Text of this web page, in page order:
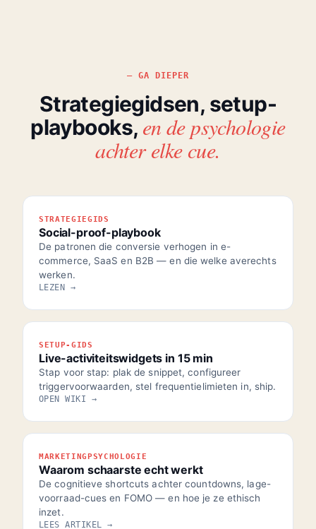
GA DIEPER
Strategiegidsen, setup-
playbooks, en de psychologie
achter elke cue.
STRATEGIEGIDS
Social-proof-playbook
De patronen die conversie verhogen in e-
commerce, SaaS en B2B — en die welke averechts
werken.
LEZEN →
SETUP-GIDS
Live-activiteitswidgets in 15 min
Stap voor stap: plak de snippet, configureer
triggervoorwaarden, stel frequentielimieten in, ship.
OPEN WIKI →
MARKETINGPSYCHOLOGIE
Waarom schaarste echt werkt
De cognitieve shortcuts achter countdowns, lage-
voorraad-cues en FOMO — en hoe je ze ethisch
inzet.
LEES ARTIKEL →